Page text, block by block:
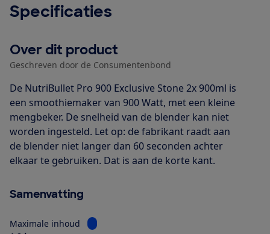
Specificaties
Over dit product
Geschreven door de Consumentenbond
De NutriBullet Pro 900 Exclusive Stone 2x 900ml is
een smoothiemaker van 900 Watt, met een kleine
mengbeker. De snelheid van de blender kan niet
worden ingesteld. Let op: de fabrikant raadt aan
de blender niet langer dan 60 seconden achter
elkaar te gebruiken. Dat is aan de korte kant.
Samenvatting
Maximale inhoud
Bekijk informatie voor Maximale inhoud